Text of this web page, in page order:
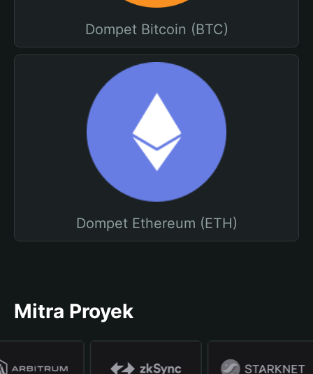
Dompet Bitcoin (BTC)
Dompet Ethereum (ETH)
Mitra Proyek